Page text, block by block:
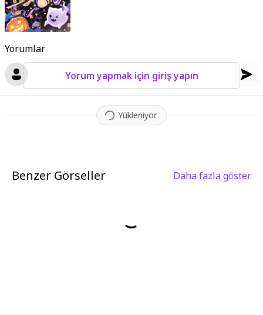
Yorumlar
Yorum yapmak için giriş yapın
Yükleniyor
Benzer Görseller Daha fazla göster